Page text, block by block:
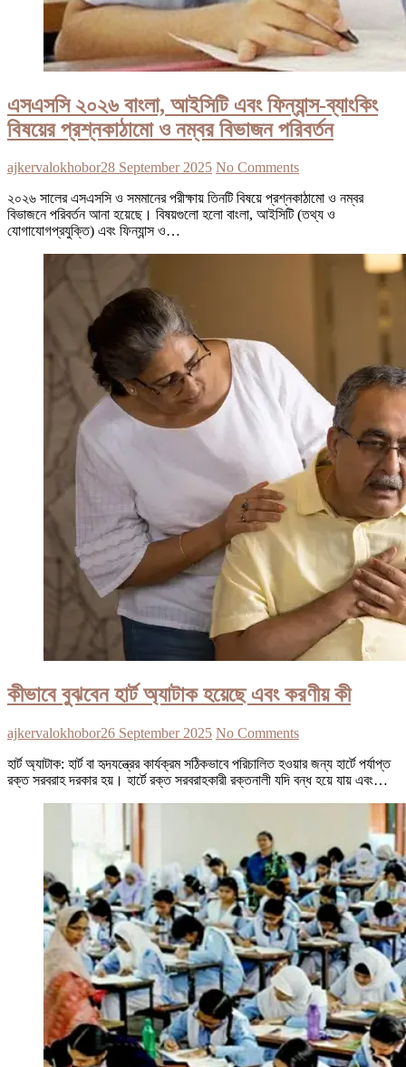
এসএসসি ২০২৬ বাংলা, আইসিটি এবং ফিন্যান্স-ব্যাংকিং
বিষয়ের প্রশ্নকাঠামো ও নম্বর বিভাজন পরিবর্তন
ajkervalokhobor28 September 2025 No Comments
২০২৬ সালের এসএসসি ও সমমানের পরীক্ষায় তিনটি বিষয়ে প্রশ্নকাঠামো ও নম্বর
বিভাজনে পরিবর্তন আনা হয়েছে। বিষয়গুলো হলো বাংলা, আইসিটি (তথ্য ও
যোগাযোগপ্রযুক্তি) এবং ফিন্যান্স ও…
কীভাবে বুঝবেন হার্ট অ্যাটাক হয়েছে এবং করণীয় কী
ajkervalokhobor26 September 2025 No Comments
হার্ট অ্যাটাক: হার্ট বা হৃদযন্ত্রের কার্যক্রম সঠিকভাবে পরিচালিত হওয়ার জন্য হার্টে পর্যাপ্ত
রক্ত সরবরাহ দরকার হয়। হার্টে রক্ত সরবরাহকারী রক্তনালী যদি বন্ধ হয়ে যায় এবং…